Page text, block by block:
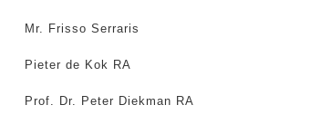
Mr. Frisso Serraris
Pieter de Kok RA
Prof. Dr. Peter Diekman RA